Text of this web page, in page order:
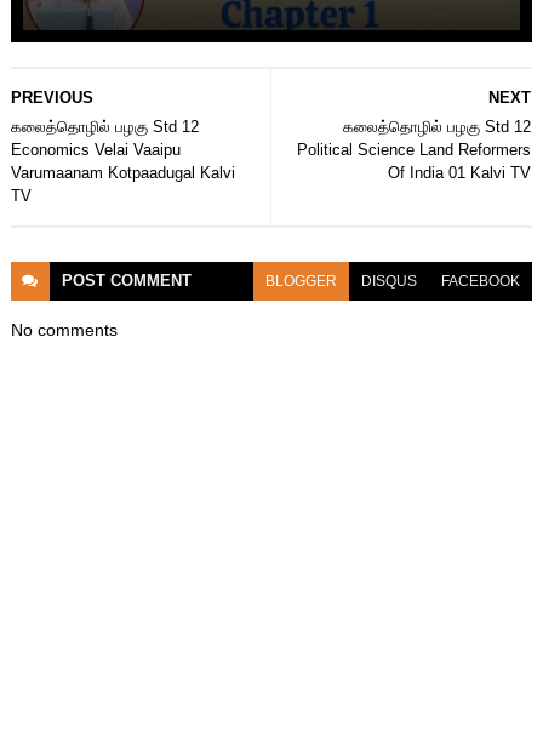
NEXT
கலைத்தொழில் பழகு Std 12
Political Science Land Reformers
Of India 01 Kalvi TV
PREVIOUS
கலைத்தொழில் பழகு Std 12
Economics Velai Vaaipu
Varumaanam Kotpaadugal Kalvi
TV
POST COMMENT BLOGGER DISQUS FACEBOOK
No comments